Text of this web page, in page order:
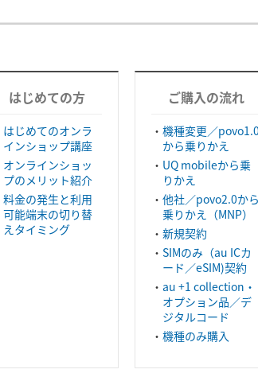
はじめての方
はじめてのオンラ
インショップ講座
オンラインショッ
プのメリット紹介
料金の発生と利用
可能端末の切り替
えタイミング
ご購入の流れ
機種変更／povo1.0
から乗りかえ
UQ mobileから乗
りかえ
他社／povo2.0から
乗りかえ（MNP）
新規契約
SIMのみ（au ICカ
ード／eSIM)契約
au +1 collection・
オプション品／デ
ジタルコード
機種のみ購入